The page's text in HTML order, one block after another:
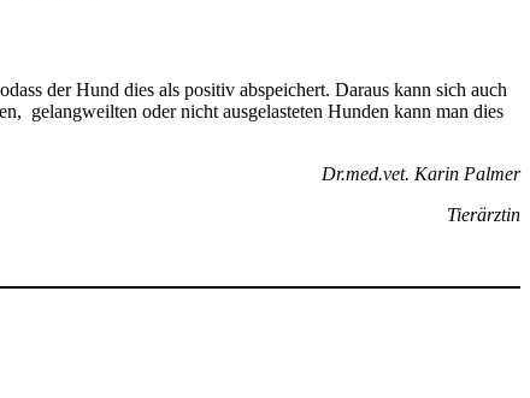
der Hund dies als positiv abspeichert. Daraus kann sich auch
gelangweilten oder nicht ausgelasteten Hunden kann man dies
Dr.med.vet. Karin Palmer
Tierärztin